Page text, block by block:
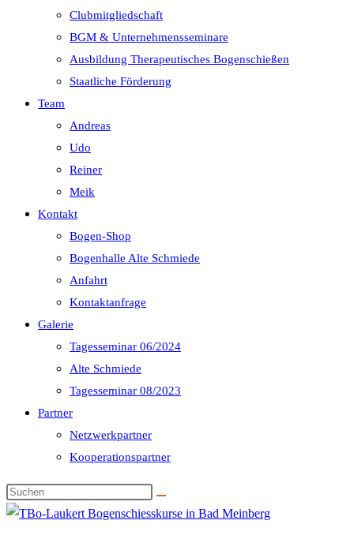
Clubmitgliedschaft
BGM & Unternehmensseminare
Ausbildung Therapeutisches Bogenschießen
Staatliche Förderung
Team
Andreas
Udo
Reiner
Meik
Kontakt
Bogen-Shop
Bogenhalle Alte Schmiede
Anfahrt
Kontaktanfrage
Galerie
Tagesseminar 06/2024
Alte Schmiede
Tagesseminar 08/2023
Partner
Netzwerkpartner
Kooperationspartner
Diese
Website